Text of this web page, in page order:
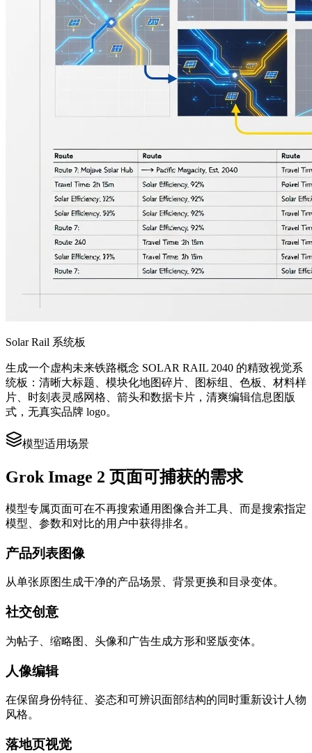
Solar Rail 系统板
生成一个虚构未来铁路概念 SOLAR RAIL 2040 的精致视觉系
统板：清晰大标题、模块化地图碎片、图标组、色板、材料样
片、时刻表灵感网格、箭头和数据卡片，清爽编辑信息图版
式，无真实品牌 logo。
模型适用场景
Grok Image 2 页面可捕获的需求
模型专属页面可在不再搜索通用图像合并工具、而是搜索指定
模型、参数和对比的用户中获得排名。
产品列表图像
从单张原图生成干净的产品场景、背景更换和目录变体。
社交创意
为帖子、缩略图、头像和广告生成方形和竖版变体。
人像编辑
在保留身份特征、姿态和可辨识面部结构的同时重新设计人物
风格。
落地页视觉